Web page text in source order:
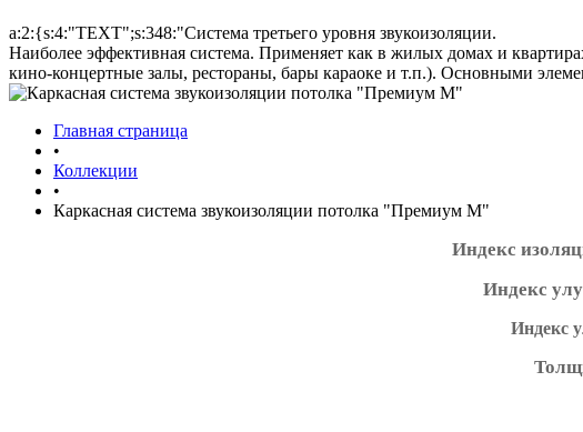
a:2:{s:4:"TEXT";s:348:"Система третьего уровня звукоизоляции.
Наиболее эффективная система. Применяет как в жилых домах и
кино-концертные залы, рестораны, бары караоке и т.п.). Основными
Главная страница
•
Коллекции
•
Каркасная система звукоизоляции потолка "Премиум М"
Индекс
Индекс
Индекс